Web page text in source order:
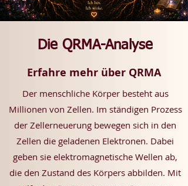
Die QRMA-Analyse
Erfahre mehr über QRMA
Der menschliche Körper besteht aus
Millionen von Zellen. Im ständigen Prozess
der Zellerneuerung bewegen sich in den
Zellen die geladenen Elektronen. Dabei
geben sie elektromagnetische Wellen ab,
die den Zustand des Körpers abbilden. Mit